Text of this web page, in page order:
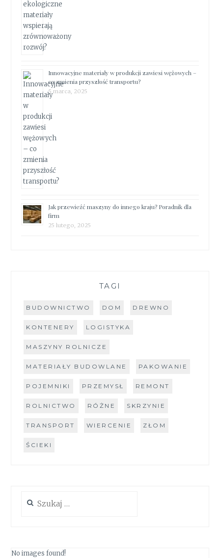
Innowacyjne materiały w produkcji zawiesi wężowych –
co zmienia przyszłość transportu?
5 marca, 2025
Jak przewieźć maszyny do innego kraju? Poradnik dla
firm
25 lutego, 2025
TAGI
BUDOWNICTWO DOM DREWNO
KONTENERY LOGISTYKA
MASZYNY ROLNICZE
MATERIAŁY BUDOWLANE PAKOWANIE
POJEMNIKI PRZEMYSŁ REMONT
ROLNICTWO RÓŻNE SKRZYNIE
TRANSPORT WIERCENIE ZŁOM
ŚCIEKI
No images found!